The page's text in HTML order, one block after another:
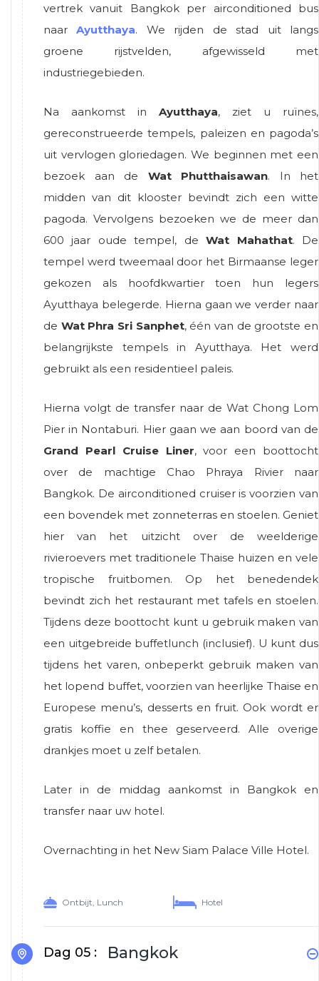
vertrek vanuit Bangkok per airconditioned bus
naarAyutthaya. We rijden de stad uit langs
groene rijstvelden, afgewisseld met
industriegebieden.
Na aankomst in Ayutthaya, ziet u ruïnes,
gereconstrueerde tempels, paleizen en pagoda’s
uit vervlogen gloriedagen. We beginnen met een
bezoek aan de Wat Phutthaisawan. In het
midden van dit klooster bevindt zich een witte
pagoda. Vervolgens bezoeken we de meer dan
600 jaar oude tempel, deWat Mahathat. De
tempel werd tweemaal door het Birmaanse leger
gekozen als hoofdkwartier toen hun legers
Ayutthaya belegerde. Hierna gaan we verder naar
de Wat Phra Sri Sanphet, één van de grootste en
belangrijkste tempels in Ayutthaya. Het werd
gebruikt als een residentieel paleis.
Hierna volgt de transfer naar de Wat Chong Lom
Pier in Nontaburi. Hier gaan we aan boord van de
Grand Pearl Cruise Liner, voor een boottocht
over de machtige Chao Phraya Rivier naar
Bangkok. De airconditioned cruiser is voorzien van
een bovendek met zonneterras en stoelen. Geniet
hier van het uitzicht over de weelderige
rivieroevers met traditionele Thaise huizen en vele
tropische fruitbomen. Op het benedendek
bevindt zich het restaurant met tafels en stoelen.
Tijdens deze boottocht kunt u gebruik maken van
een uitgebreide buffetlunch (inclusief). U kunt dus
tijdens het varen, onbeperkt gebruik maken van
het lopend buffet, voorzien van heerlijke Thaise en
Europese menu’s, desserts en fruit. Ook wordt er
gratis koffie en thee geserveerd. Alle overige
drankjes moet u zelf betalen.
Later in de middag aankomst in Bangkok en
transfer naar uw hotel.
Overnachting in het New Siam Palace Ville Hotel.
Ontbijt, Lunch Hotel
Dag 05 : Bangkok